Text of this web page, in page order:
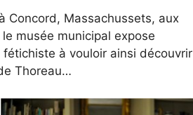
Concord, Massachussets, aux
musée municipal expose
à vouloir ainsi découvrir
Thoreau…